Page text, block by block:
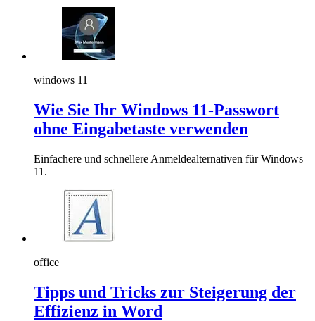
windows 11
Wie Sie Ihr Windows 11-Passwort
ohne Eingabetaste verwenden
Einfachere und schnellere Anmeldealternativen für Windows
11.
office
Tipps und Tricks zur Steigerung der
Effizienz in Word